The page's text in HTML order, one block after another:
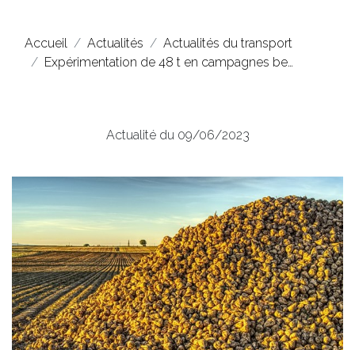
Accueil Actualités
Actualités du transport
Expérimentation de 48 t en campagnes be…
Actualité du 09/06/2023